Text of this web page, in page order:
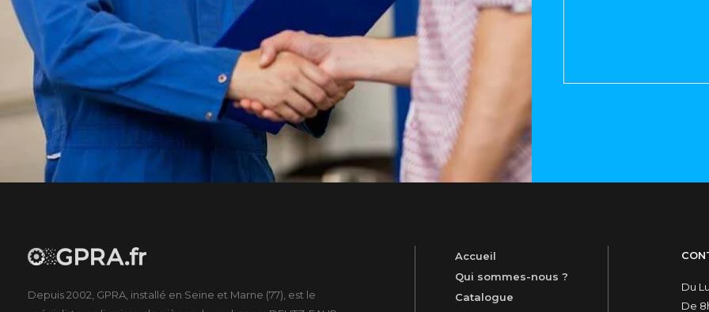
Depuis 2002, GPRA, installé en Seine et Marne (77), est le
Accueil
Qui sommes-nous ?
Catalogue
Du
De